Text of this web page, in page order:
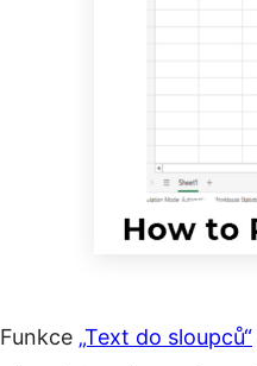
Funkce „Text do sloupců“